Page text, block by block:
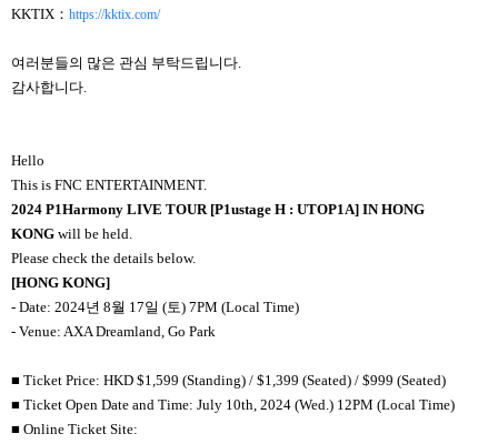
KKTIX ： https://kktix.com/
여러분들의 많은 관심 부탁드립니다.
감사합니다.
Hello
This is FNC ENTERTAINMENT.
2024 P1Harmony LIVE TOUR [P1ustage H : UTOP1A] IN HONG
KONG will be held.
Please check the details below.
[HONG KONG]
- Date: 2024년 8월 17일 (토) 7PM (Local Time)
- Venue: AXA Dreamland, Go Park
■ Ticket Price: HKD $1,599 (Standing) / $1,399 (Seated) / $999 (Seated)
■ Ticket Open Date and Time: July 10th, 2024 (Wed.) 12PM (Local Time)
■ Online Ticket Site: